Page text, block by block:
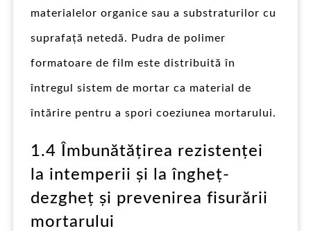
materialelor organice sau a substraturilor cu
suprafață netedă. Pudra de polimer
formatoare de film este distribuită în
întregul sistem de mortar ca material de
întărire pentru a spori coeziunea mortarului.
1.4 Îmbunătățirea rezistenței
la intemperii și la îngheț-
dezgheț și prevenirea fisurării
mortarului